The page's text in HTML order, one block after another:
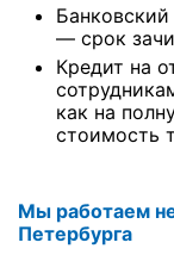
— срок
Кредит на
как на
стоимость
Мы работаем
Петербурга